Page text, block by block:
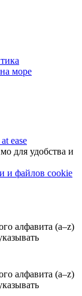
море
ease
для удобства и
и файлов cookie
алфавита (a–z)
алфавита (a–z)